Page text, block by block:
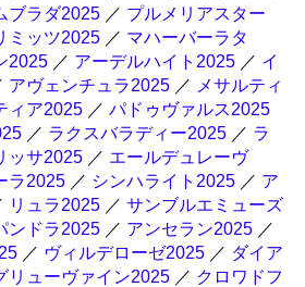
ブラダ2025 ／ プルメリアスター
ミッツ2025 ／ マハーバーラタ
2025 ／ アーデルハイト2025 ／ イ
アヴェンチュラ2025 ／ メサルティ
ィア2025 ／ パドゥヴァルス2025
／ ラクスバラディー2025 ／ ラ
ッサ2025 ／ エールデュレーヴ
ラ2025 ／ シンハライト2025 ／ ア
リュラ2025 ／ サンブルエミューズ
ンドラ2025 ／ アンセラン2025 ／
／ ヴィルデローゼ2025 ／ ダイア
リューヴァイン2025 ／ クロワドフ